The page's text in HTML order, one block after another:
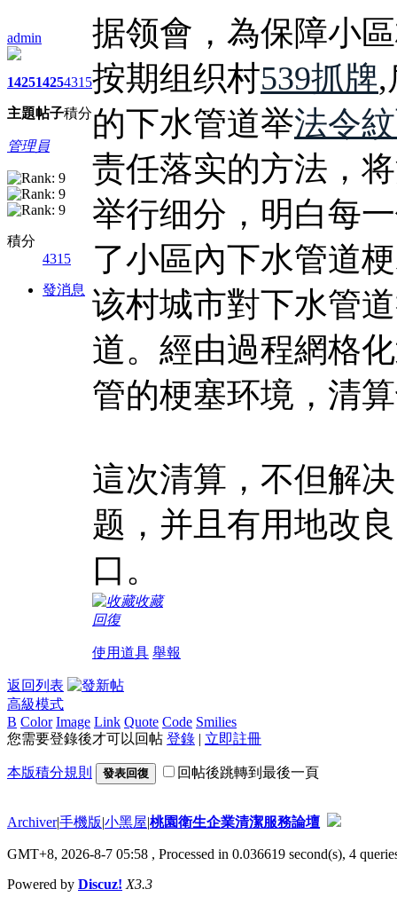
admin
1425
主題
1425
帖子
4315
積分
管理員
積分
4315
發消息
据领會，為保障小
按期组织村539抓牌,
的下水管道举法令
责任落实的方法，
举行细分，明白每
了小區內下水管道
该村城市對下水管
道。經由過程網格
管的梗塞环境，清
這次清算，不但解
题，并且有用地改
口。
收藏
回復
使用道具 舉報
返回列表
高級模式
B Color Image Link Quote Code Smilies
您需要登錄後才可以回帖 登錄 | 立即註冊
本版積分規則 發表回復 回帖後跳轉到最後一頁
Archiver|手機版|小黑屋|桃園衛生企業清潔服務論壇
GMT+8, 2026-8-7 05:58 , Processed in 0.036619 second(s), 4
Powered by Discuz! X3.3